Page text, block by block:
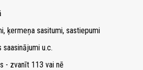
ķermeņa sasitumi, sastiepumi
u.c.
- zvanīt 113 vai nē